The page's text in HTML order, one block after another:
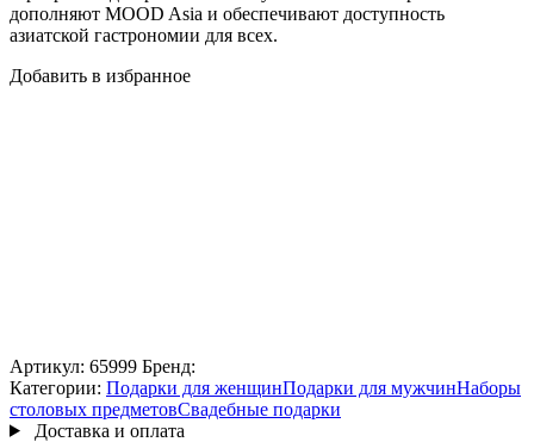
дополняют MOOD Asia и обеспечивают доступность
азиатской гастрономии для всех.
Добавить в избранное
Артикул: 65999 Бренд:
Категории: Подарки для женщинПодарки для мужчинНаборы
столовых предметовСвадебные подарки
Доставка и оплата